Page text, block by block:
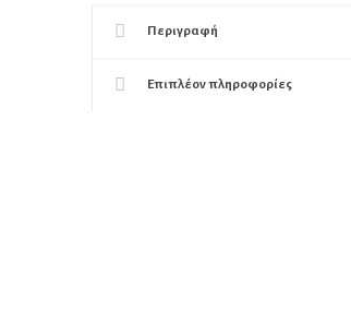
Περιγραφή
Επιπλέον πληροφορίες